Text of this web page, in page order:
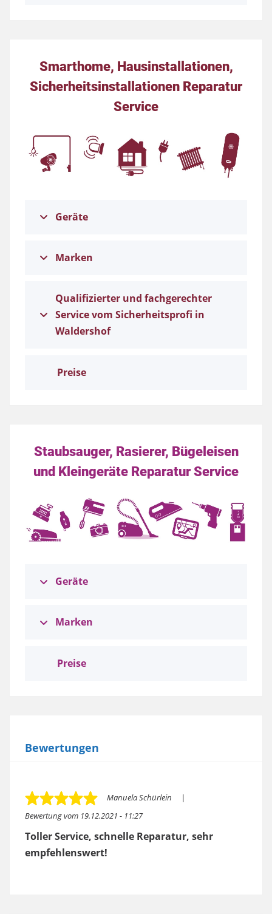
Smarthome, Hausinstallationen,
Sicherheitsinstallationen Reparatur
Service
Geräte
Marken
Qualifizierter und fachgerechter
Service vom Sicherheitsprofi in
Waldershof
Preise
Staubsauger, Rasierer, Bügeleisen
und Kleingeräte Reparatur Service
Geräte
Marken
Preise
Bewertungen
Bewertung vom 19.12.2021 - 11:27
Manuela Schürlein
Toller Service, schnelle Reparatur, sehr
empfehlenswert!